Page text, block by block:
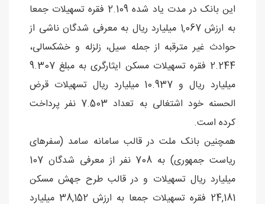
این بانک در مدت یاد شده 2.109 فقره تسهیلات جمعا
به ارزش 1,067 میلیارد ریال به معرفی شدگان ناشی از
حوادث غیر مترقبه از جمله سیل، زلزله و خشکسالی،
2.244 فقره تسهیلات مسکن ایثارگری به مبلغ 9.307
میلیارد ریال و 10.937 میلیارد ریال تسهیلات قرض
الحسنه خود اشتغالی به تعداد 7.503 نفر پرداخت
کرده است.
همچنین بانک ملت در قالب سامانه سامد (سفرهای
ریاست جمهوری) به 708 نفر از معرفی شدگان 107
میلیارد ریال تسهیلات و در قالب طرح جهش مسکن
24,181 فقره تسهیلات جمعا به ارزش 38,152 میلیارد